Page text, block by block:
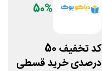
50%
کد تخفیف 50
درصدی خرید قسطی